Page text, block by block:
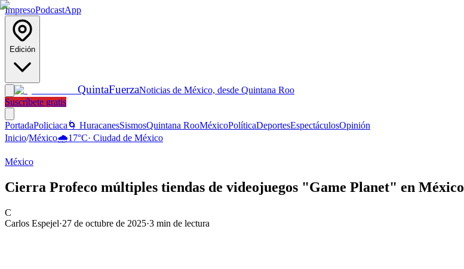
ImpresoPodcastApp
Edición
QuintaFuerzaNoticias de México, desde Quintana Roo
Suscríbete gratis
PortadaPoliciaca 🌀 HuracanesSismosQuintana RooMéxicoPolíticaDeportesEspectáculosOpinión
Inicio/México🌧️17°C· Ciudad de México
México
Cierra Profeco múltiples tiendas de videojuegos "Game Planet" en México
C
Carlos Espejel·27 de octubre de 2025·3 min de lectura